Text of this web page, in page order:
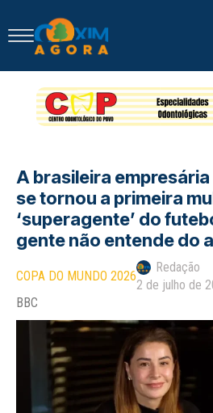
A brasileira
se tornou a primeira
‘superagente’ do
gente não entende do
COPA DO MUNDO 2026
Redação
2 de julho de
BBC